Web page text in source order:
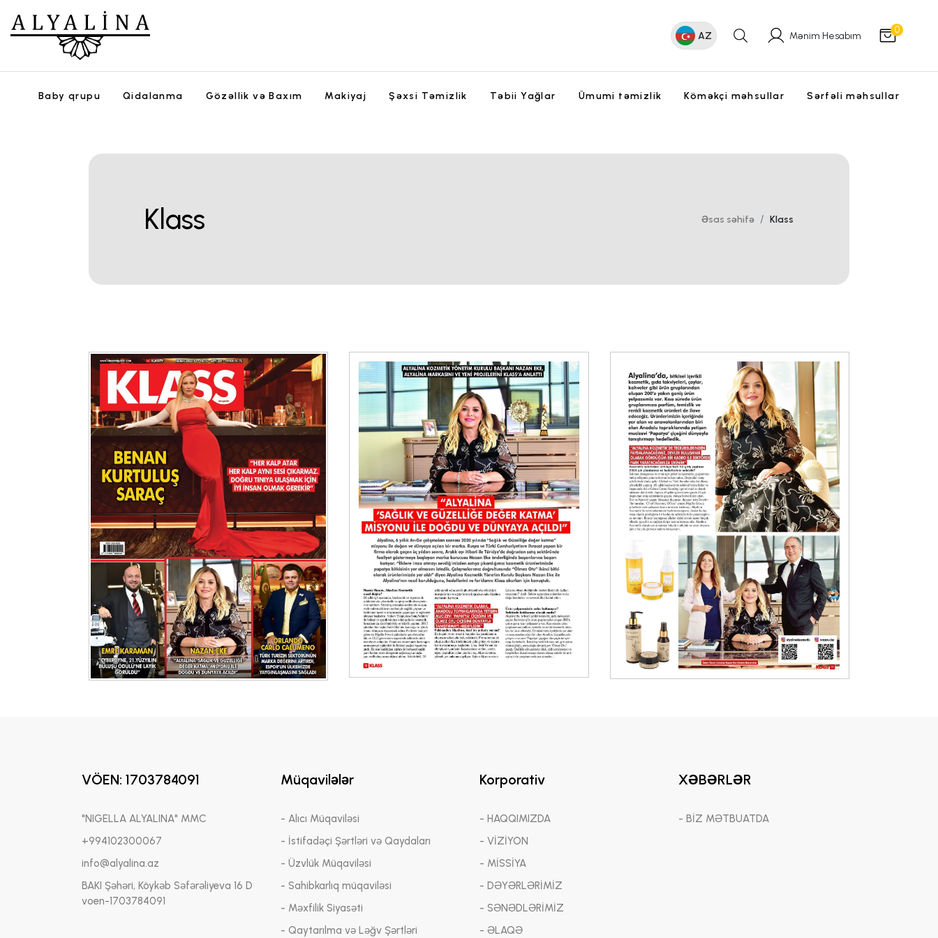
AZ Mənim Hesabım 0
Baby qrupu Qidalanma Gözəllik və Baxım Makiyaj Şəxsi Təmizlik Təbii Yağlar Ümumi təmizlik Köməkçi məhsullar Sərfəli məhsullar
Klass Əsas səhifə Klass
VÖEN: 1703784091
"NIGELLA ALYALINA" MMC
+994102300067
info@alyalina.az
BAKI Şəhəri, Köykəb Səfərəliyeva 16 D
voen-1703784091
Müqavilələr
- Alıcı Müqaviləsi
- İstifadəçi Şərtləri və Qaydaları
- Üzvlük Müqaviləsi
- Sahibkarlıq müqaviləsi
- Məxfilik Siyasəti
- Qaytarılma və Ləğv Şərtləri
Korporativ
- HAQQIMIZDA
- VİZİYON
- MİSSİYA
- DƏYƏRLƏRİMİZ
- SƏNƏDLƏRİMİZ
- ƏLAQƏ
XƏBƏRLƏR
- BİZ MƏTBUATDA